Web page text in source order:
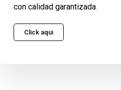
con calidad garantizada.
Click aqui